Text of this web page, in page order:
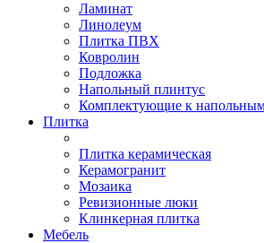
Ламинат
Линолеум
Плитка ПВХ
Ковролин
Подложка
Напольный плинтус
Комплектующие к
Плитка
Плитка керамическая
Керамогранит
Мозаика
Ревизионные люки
Клинкерная плитка
Мебель